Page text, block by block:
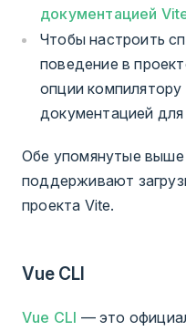
документацией
Чтобы настроить
поведение в
опции компилятору
документацией для
Обе упомянутые
поддерживают
проекта Vite.
Vue CLI
Vue CLI — это